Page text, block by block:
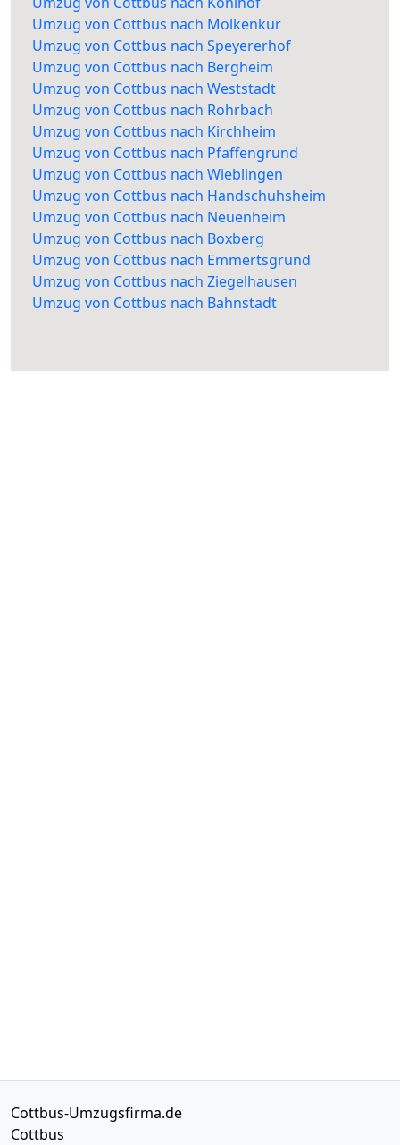
Umzug von Cottbus nach Molkenkur
Umzug von Cottbus nach Speyererhof
Umzug von Cottbus nach Bergheim
Umzug von Cottbus nach Weststadt
Umzug von Cottbus nach Rohrbach
Umzug von Cottbus nach Kirchheim
Umzug von Cottbus nach Pfaffengrund
Umzug von Cottbus nach Wieblingen
Umzug von Cottbus nach Handschuhsheim
Umzug von Cottbus nach Neuenheim
Umzug von Cottbus nach Boxberg
Umzug von Cottbus nach Emmertsgrund
Umzug von Cottbus nach Ziegelhausen
Umzug von Cottbus nach Bahnstadt
Cottbus-Umzugsfirma.de
Cottbus